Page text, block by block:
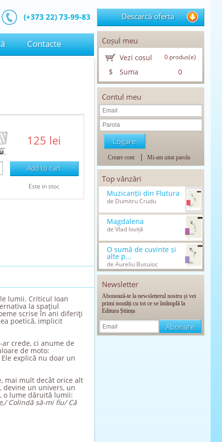
(+373 22) 73-99-83
Contacte
125 lei
Add to cart
Este in stoc
lumii. Criticul Ioan
la spaţiul
scrise în ani diferiţi
poetică, implicit
crede, ci anume de
de moto:
Ele explică nu doar un
mai mult decât orice alt
devine un univers, un
o lume dăruită lumii:
Colindă să-mi fiu/ Că
Descarcă oferta
Coșul meu
Vezi cosul 0produs(e)
$ Suma 0
Contul meu
Creare cont Mi-am uitat parola
Top vânzări
Muzicanții din Flutura
de Dumitru Crudu
Magdalena
de Vlad Ioviță
O sumă de cuvinte și
alte p...
de Aureliu Busuioc
Newsletter
Abonează-te la newsletterul nostru și vei
primi noutăți cu tot ce se întâmplă la
Editura Știința